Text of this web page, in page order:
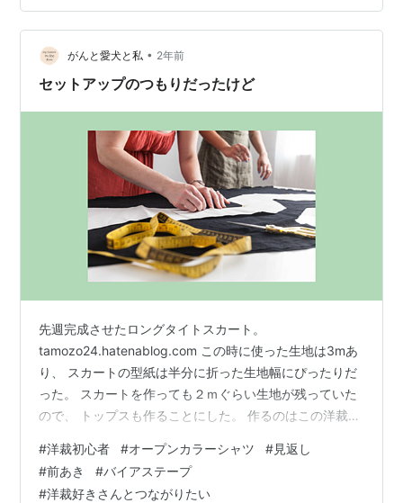
に広がるので仕上がりが良くなるのでこの切りこみが大
事！その後はアイロンを使って形を整えます。アイロン
作業は、仕上がりの美しさを左右する大事なポイントな
ので丁寧に。そのあとポケット口にコバス…
がんと愛犬と私 • 2年前
セットアップのつもりだったけど
先週完成させたロングタイトスカート。
tamozo24.hatenablog.com この時に使った生地は3mあ
り、 スカートの型紙は半分に折った生地幅にぴったりだ
った。 スカートを作っても２ｍぐらい生地が残っていた
ので、 トップスも作ることにした。 作るのはこの洋裁本
私らしい 着心地のいい服 (Heart Warming Life Series) 作
者:encre 境田希代子 日本ヴォーグ社 Amazon 今回初め
#洋裁初心者 #オープンカラーシャツ #見返し
#前あき #バイアステープ
#洋裁好きさんとつながりたい